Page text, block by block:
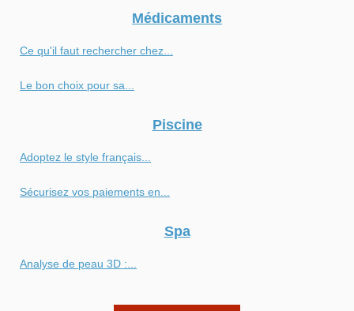
Médicaments
Ce qu'il faut rechercher chez...
Le bon choix pour sa...
Piscine
Adoptez le style français...
Sécurisez vos paiements en...
Spa
Analyse de peau 3D :...